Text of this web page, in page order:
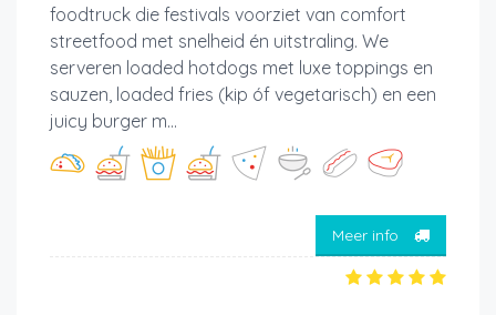
foodtruck die festivals voorziet van comfort
streetfood met snelheid én uitstraling. We
serveren loaded hotdogs met luxe toppings en
sauzen, loaded fries (kip óf vegetarisch) en een
juicy burger m...
Meer info